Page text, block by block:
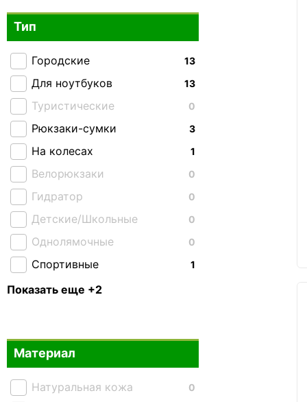
Тип
13
Городские
13
Для ноутбуков
0
Туристические
3
Рюкзаки-сумки
1
На колесах
0
Велорюкзаки
0
Гидратор
0
Детские/Школьные
0
Однолямочные
1
Спортивные
Тактические
Показать еще +2
Материал
0
Натуральная кожа